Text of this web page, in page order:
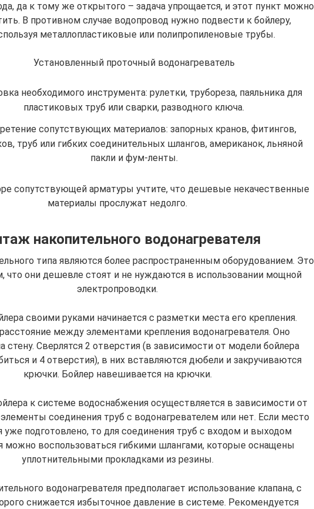
да к тому же открытого – задача упрощается, и этот пункт можно
В противном случае водопровод нужно подвести к бойлеру,
металлопластиковые или полипропиленовые трубы.
Установленный проточный водонагреватель
необходимого инструмента: рулетки, трубореза, паяльника для
пластиковых труб или сварки, разводного ключа.
сопутствующих материалов: запорных кранов, фитингов,
труб или гибких соединительных шлангов, американок, льняной
пакли и фум-ленты.
сопутствующей арматуры учтите, что дешевые некачественные
материалы прослужат недолго.
накопительного водонагревателя
типа являются более распространенным оборудованием. Это
что они дешевле стоят и не нуждаются в использовании мощной
электропроводки.
своими руками начинается с разметки места его крепления.
между элементами крепления водонагревателя. Оно
стену. Сверлятся 2 отверстия (в зависимости от модели бойлера
и 4 отверстия), в них вставляются дюбели и закручиваются
крючки. Бойлер навешивается на крючки.
к системе водоснабжения осуществляется в зависимости от
соединения труб с водонагревателем или нет. Если место
уже подготовлено, то для соединения труб с входом и выходом
можно воспользоваться гибкими шлангами, которые оснащены
уплотнительными прокладками из резины.
водонагревателя предполагает использование клапана, с
снижается избыточное давление в системе. Рекомендуется